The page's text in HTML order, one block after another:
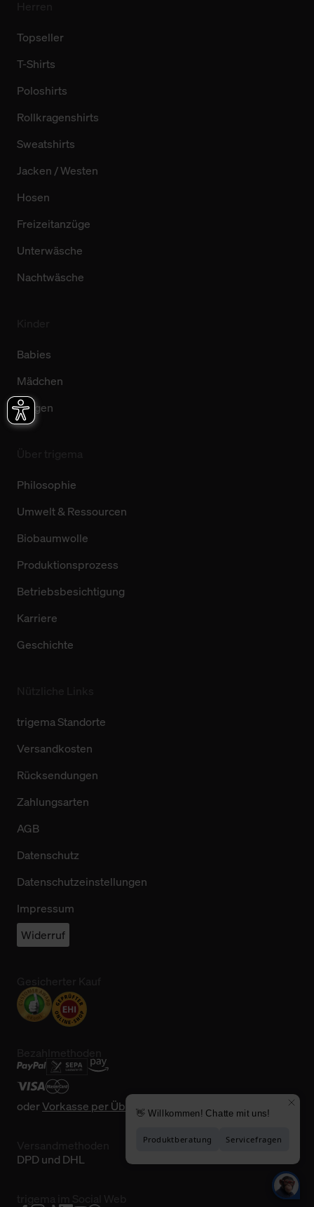
Topseller
T-Shirts
Poloshirts
Rollkragenshirts
Sweatshirts
Jacken / Westen
Hosen
Freizeitanzüge
Unterwäsche
Nachtwäsche
Babies
Mädchen
Jungen
Philosophie
Umwelt & Ressourcen
Biobaumwolle
Produktionsprozess
Betriebsbesichtigung
Karriere
Geschichte
trigema Standorte
Versandkosten
Rücksendungen
Zahlungsarten
AGB
Datenschutz
Datenschutzeinstellungen
Impressum
Widerruf
oderVorkasse per Überweisung
DPD und DHL